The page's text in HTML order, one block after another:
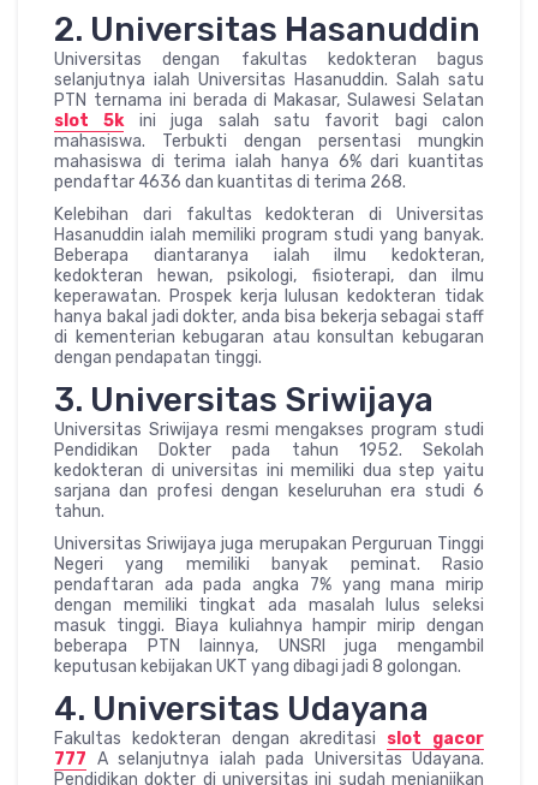
2. Universitas Hasanuddin
Universitas dengan fakultas kedokteran bagus
selanjutnya ialah Universitas Hasanuddin. Salah satu
PTN ternama ini berada di Makasar, Sulawesi Selatan
slot 5kini juga salah satu favorit bagi calon
mahasiswa. Terbukti dengan persentasi mungkin
mahasiswa di terima ialah hanya 6% dari kuantitas
pendaftar 4636 dan kuantitas di terima 268.
Kelebihan dari fakultas kedokteran di Universitas
Hasanuddin ialah memiliki program studi yang banyak.
Beberapa diantaranya ialah ilmu kedokteran,
kedokteran hewan, psikologi, fisioterapi, dan ilmu
keperawatan. Prospek kerja lulusan kedokteran tidak
hanya bakal jadi dokter, anda bisa bekerja sebagai staff
di kementerian kebugaran atau konsultan kebugaran
dengan pendapatan tinggi.
3. Universitas Sriwijaya
Universitas Sriwijaya resmi mengakses program studi
Pendidikan Dokter pada tahun 1952. Sekolah
kedokteran di universitas ini memiliki dua step yaitu
sarjana dan profesi dengan keseluruhan era studi 6
tahun.
Universitas Sriwijaya juga merupakan Perguruan Tinggi
Negeri yang memiliki banyak peminat. Rasio
pendaftaran ada pada angka 7% yang mana mirip
dengan memiliki tingkat ada masalah lulus seleksi
masuk tinggi. Biaya kuliahnya hampir mirip dengan
beberapa PTN lainnya, UNSRI juga mengambil
keputusan kebijakan UKT yang dibagi jadi 8 golongan.
4. Universitas Udayana
Fakultas kedokteran dengan akreditasi slot gacor
777 A selanjutnya ialah pada Universitas Udayana.
Pendidikan dokter di universitas ini sudah menjanjikan